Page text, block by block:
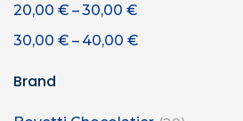
20,00 € –30,00 €
30,00 € – 40,00 €
Brand